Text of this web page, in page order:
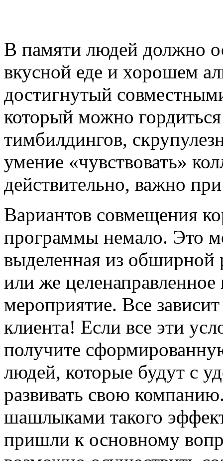
В памяти людей должно
вкусной еде и хорошем
достигнутый
который можно
тимбилдингов,
умение «чувствовать»
действительно, важно
Вариантов совмещения
программы немало. Это
выделенная из обширной
или же целенаправленное
мероприятие. Все
клиента! Если все эти
получите
людей, которые будут с
развивать свою
шашлыками такого
пришли к основному